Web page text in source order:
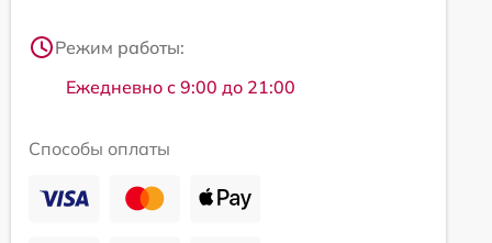
Режим работы:
Ежедневно с 9:00 до 21:00
Способы оплаты